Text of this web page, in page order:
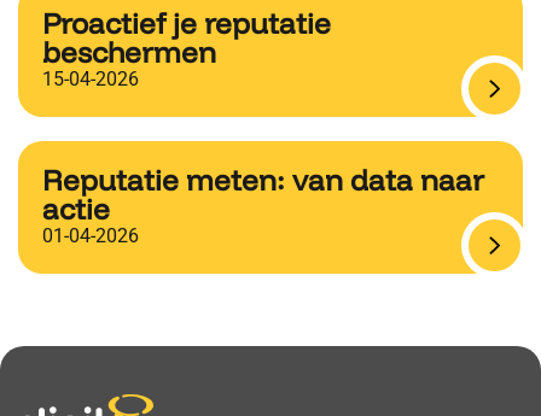
Proactief je reputatie
beschermen
15-04-2026
Reputatie meten: van data naar
actie
01-04-2026